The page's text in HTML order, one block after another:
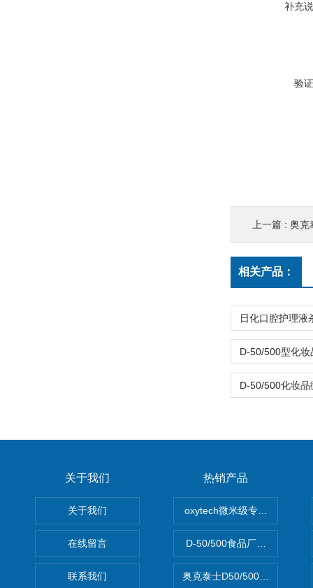
补充
验
上一篇 : 奥克
相关产品：
关于我们
关于我们
在线留言
联系我们
热销产品
oxytech微米级专业消毒
D-50/500食品厂车间高效杀
奥克泰士D50/500矿泉水消毒